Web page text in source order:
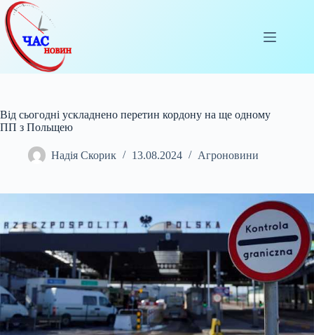
Перейти
до
вмісту
Від сьогодні ускладнено перетин кордону на ще одному
ПП з Польщею
Надія Скорик 13.08.2024 Агроновини